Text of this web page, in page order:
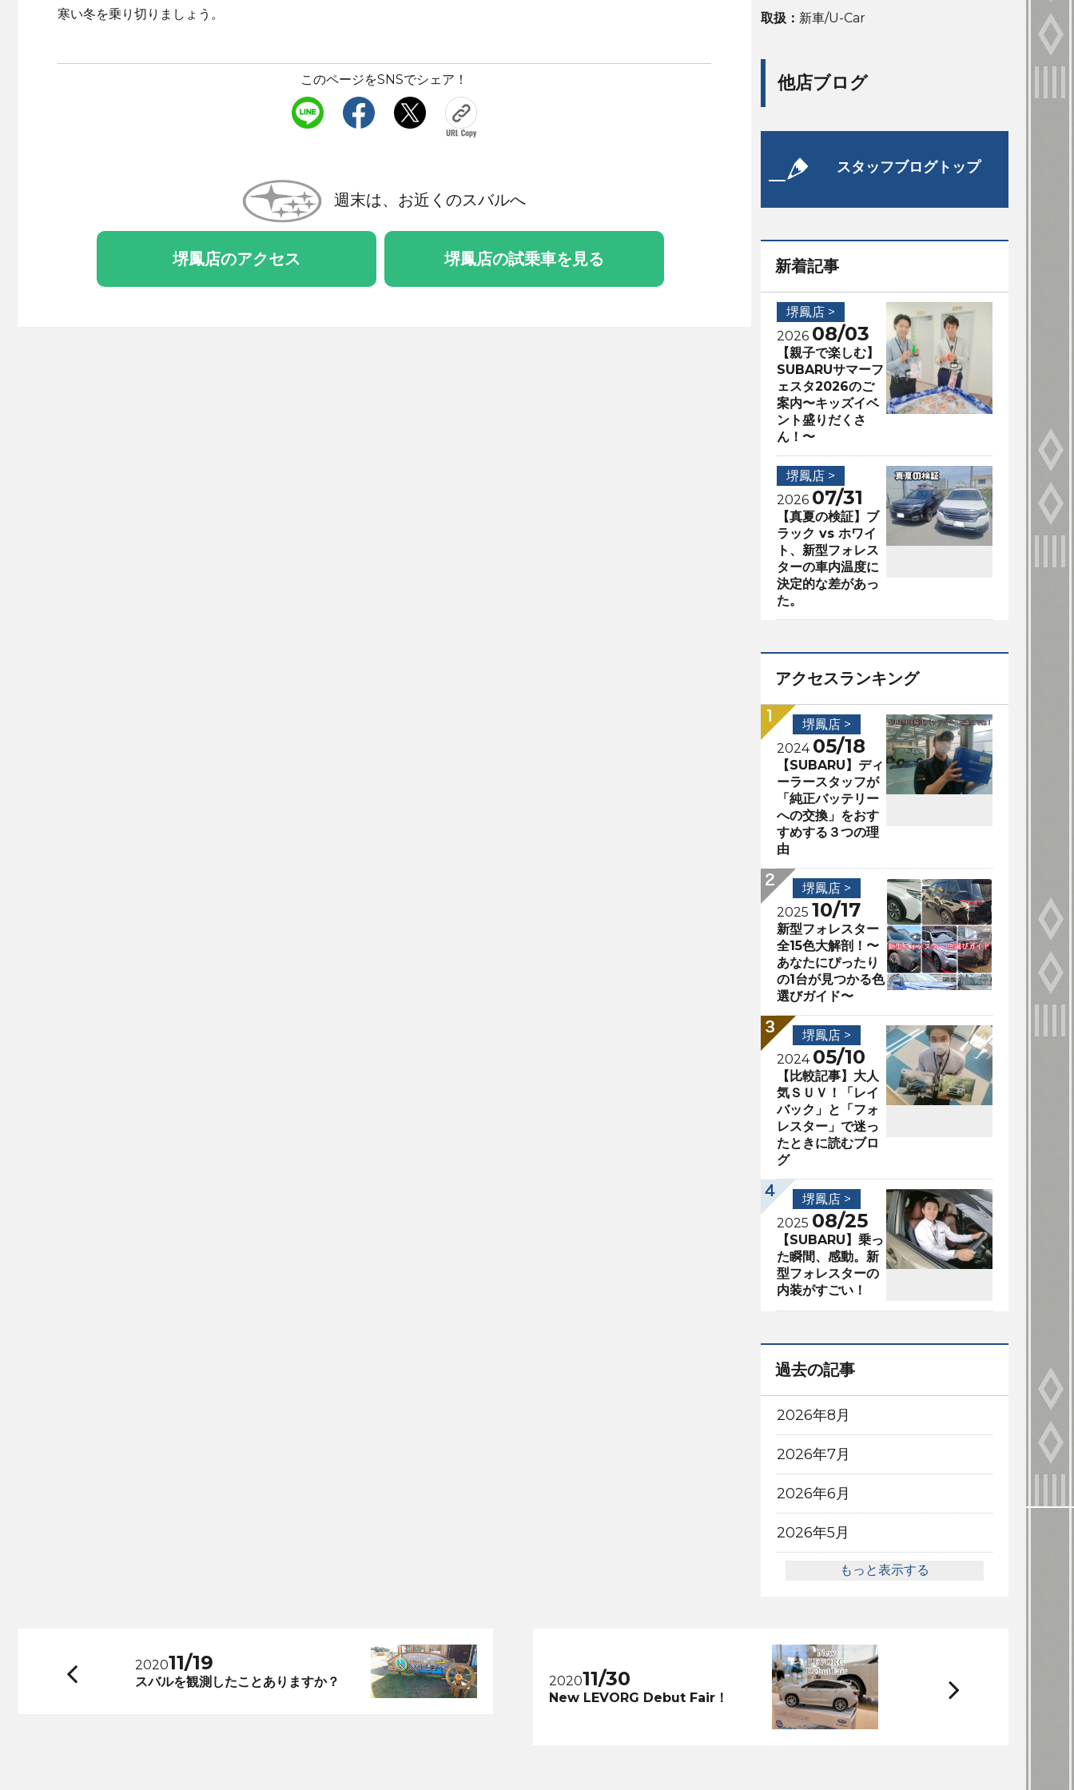
寒い冬を乗り切りましょう。
このページをSNSでシェア！
週末は、お近くのスバルへ
堺鳳店のアクセス 堺鳳店の試乗車を見る
取扱： 新車/U-Car
他店ブログ
スタッフブログトップ
新着記事
堺鳳店 >
2026 08/03
【親子で楽しむ】
SUBARUサマーフ
ェスタ2026のご
案内〜キッズイベ
ント盛りだくさ
ん！〜
堺鳳店 >
2026 07/31
【真夏の検証】ブ
ラック vs ホワイ
ト、新型フォレス
ターの車内温度に
決定的な差があっ
た。
アクセスランキング
堺鳳店 >
2024 05/18
【SUBARU】ディ
ーラースタッフが
「純正バッテリー
への交換」をおす
すめする３つの理
由
堺鳳店 >
2025 10/17
新型フォレスター
全15色大解剖！〜
あなたにぴったり
の1台が見つかる色
選びガイド〜
堺鳳店 >
2024 05/10
【比較記事】大人
気ＳＵＶ！「レイ
バック」と「フォ
レスター」で迷っ
たときに読むブロ
グ
堺鳳店 >
2025 08/25
【SUBARU】乗っ
た瞬間、感動。新
型フォレスターの
内装がすごい！
過去の記事
2026年8月
2026年7月
2026年6月
2026年5月
もっと表示する
202011/19
スバルを観測したことありますか？ 202011/30
New LEVORG Debut Fair！
次